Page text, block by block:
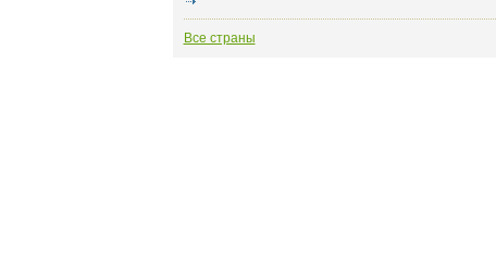
Все страны